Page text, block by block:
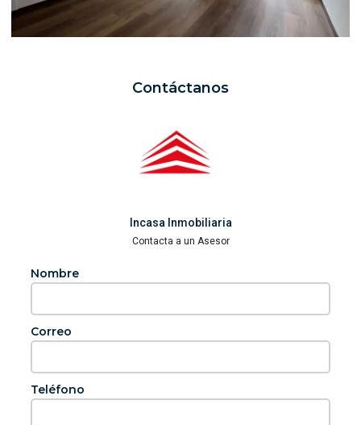
Contáctanos
Incasa Inmobiliaria
Contacta a un Asesor
Nombre
Correo
Teléfono